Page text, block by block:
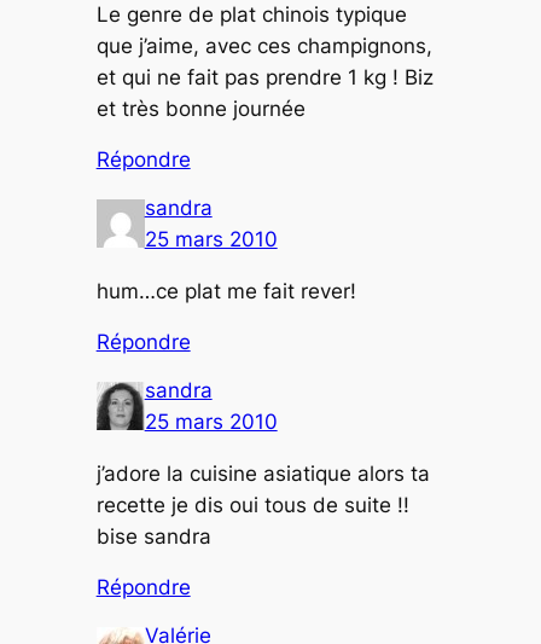
Le genre de plat chinois typique
que j’aime, avec ces champignons,
et qui ne fait pas prendre 1 kg ! Biz
et très bonne journée
Répondre
sandra
25 mars 2010
hum…ce plat me fait rever!
Répondre
sandra
25 mars 2010
j’adore la cuisine asiatique alors ta
recette je dis oui tous de suite !!
bise sandra
Répondre
Valérie